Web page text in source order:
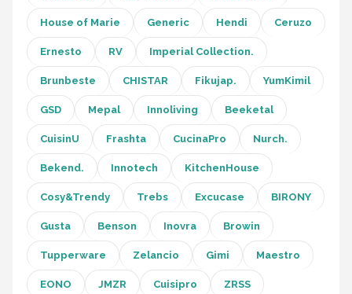
House of Marie Generic Hendi Ceruzo
Ernesto RV Imperial Collection.
Brunbeste CHISTAR Fikujap. YumKimil
GSD Mepal Innoliving Beeketal
CuisinU Frashta CucinaPro Nurch.
Bekend. Innotech KitchenHouse
Cosy&Trendy Trebs Excucase BIRONY
Gusta Benson Inovra Browin
Tupperware Zelancio Gimi Maestro
EONO JMZR Cuisipro ZRSS